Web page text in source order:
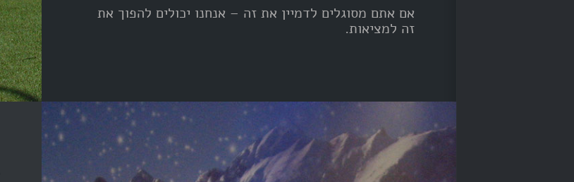
אם אתם מסוגלים לדמיין את זה – אנחנו יכולים להפוך את
זה למציאות.